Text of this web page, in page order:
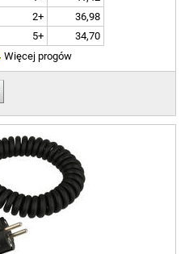
2+
36,98
5+
34,70
Więcej progów